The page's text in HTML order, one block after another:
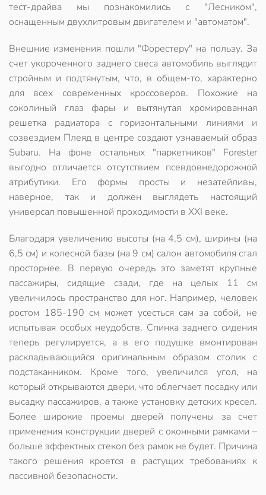
тест-драйва мы познакомились с "Лесником",
оснащенным двухлитровым двигателем и "автоматом".
Внешние изменения пошли "Форестеру" на пользу. За
счет укороченного заднего свеса автомобиль выглядит
стройным и подтянутым, что, в общем-то, характерно
для всех современных кроссоверов. Похожие на
соколиный глаз фары и вытянутая хромированная
решетка радиатора с горизонтальными линиями и
созвездием Плеяд в центре создают узнаваемый образ
Subaru. На фоне остальных "паркетников" Forester
выгодно отличается отсутствием псевдовнедорожной
атрибутики. Его формы просты и незатейливы,
наверное, так и должен выглядеть настоящий
универсал повышенной проходимости в XXI веке.
Благодаря увеличению высоты (на 4,5 см), ширины (на
6,5 см) и колесной базы (на 9 см) салон автомобиля стал
просторнее. В первую очередь это заметят крупные
пассажиры, сидящие сзади, где на целых 11 см
увеличилось пространство для ног. Например, человек
ростом 185-190 см может усесться сам за собой, не
испытывая особых неудобств. Спинка заднего сидения
теперь регулируется, а в его подушке вмонтирован
раскладывающийся оригинальным образом столик с
подстаканником. Кроме того, увеличился угол, на
который открываются двери, что облегчает посадку или
высадку пассажиров, а также установку детских кресел.
Более широкие проемы дверей получены за счет
применения конструкции дверей с оконными рамками –
большеэффектных стекол без рамок не будет. Причина
такого решения кроется в растущих требованиях к
пассивной безопасности.